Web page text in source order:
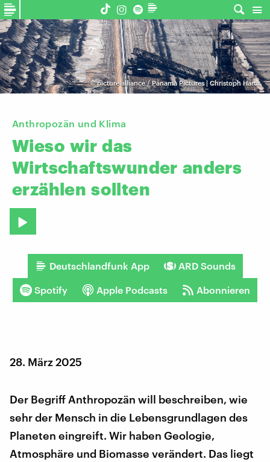
©picture alliance / Panama Pictures | Christoph Hardt
Anthropozän und Klima
Wieso wir das
Wirtschaftswunder anders
erzählen sollten
Deutschlandfunk App ARD Sounds
Spotify Apple Podcasts Abonnieren
28. März 2025
Der Begriff Anthropozän will beschreiben, wie
sehr der Mensch in die Lebensgrundlagen des
Planeten eingreift. Wir haben Geologie,
Atmosphäre und Biomasse verändert. Das liegt